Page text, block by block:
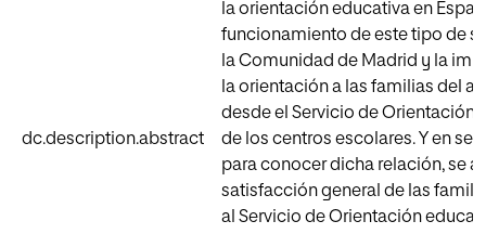
dc.description.abstract
la orientación educativa en
funcionamiento de este tipo de
la Comunidad de Madrid y la
la orientación a las familias del
desde el Servicio de Orientación
de los centros escolares. Y en
para conocer dicha relación, se
satisfacción general de las
al Servicio de Orientación